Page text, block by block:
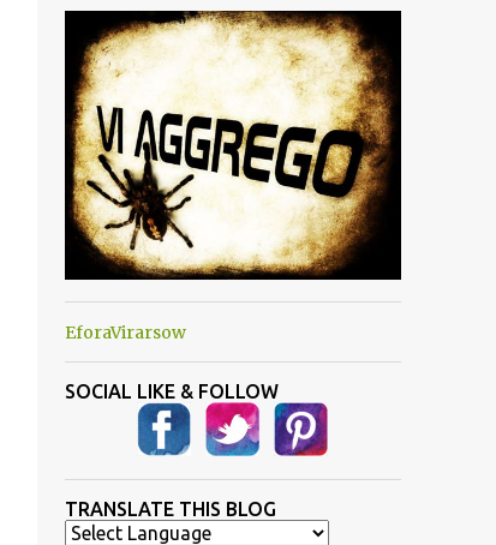
EforaVirarsow
SOCIAL LIKE & FOLLOW
TRANSLATE THIS BLOG